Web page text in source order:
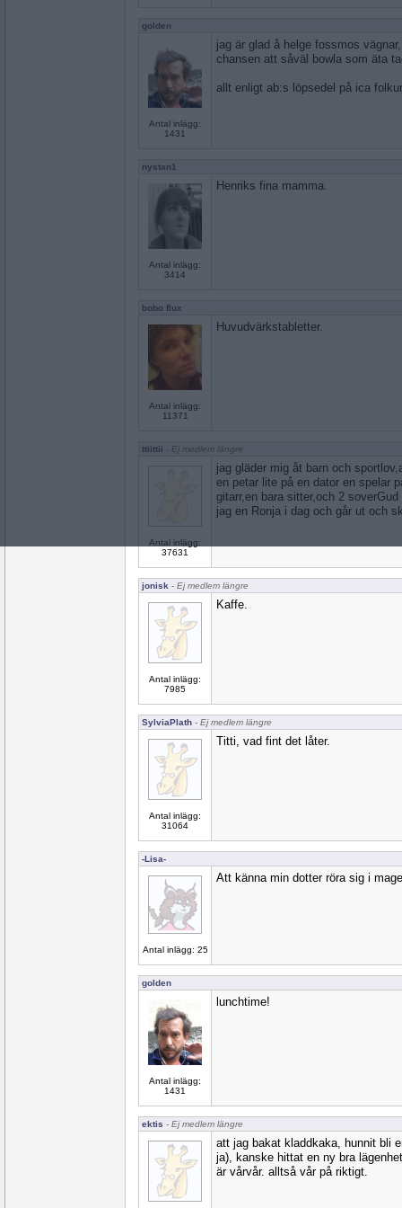
golden
Antal inlägg:
1431
jag är glad å helge fossmos
chansen att såväl bowla som äta
allt enligt ab:s löpsedel på ica
nystan1
Antal inlägg:
3414
Henriks fina mamma.
bobo flux
Antal inlägg:
11371
Huvudvärkstabletter.
ttiittii - Ej medlem längre
Antal inlägg:
37631
jag gläder mig åt barn och
en petar lite på en dator en spelar
gitarr,en bara sitter,och 2
jag en Ronja i dag och går ut och
jonisk - Ej medlem längre
Antal inlägg:
7985
Kaffe.
SylviaPlath - Ej medlem längre
Antal inlägg:
31064
Titti, vad fint det låter.
-Lisa-
Antal inlägg: 25
Att känna min dotter röra sig i
golden
Antal inlägg:
1431
lunchtime!
ektis - Ej medlem längre
att jag bakat kladdkaka, hunnit bli
ja), kanske hittat en ny bra
är vårvår. alltså vår på riktigt.